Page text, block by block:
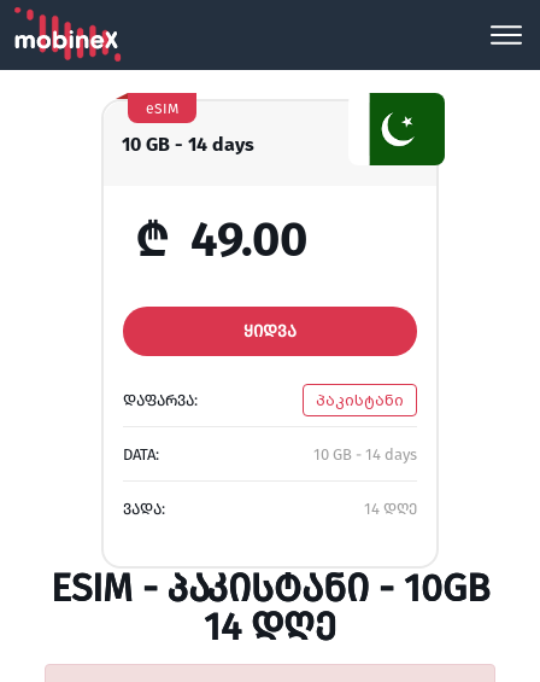
10 GB - 14 days
eSIM
₾ 49.00
ᲧᲘᲓᲕᲐ
ᲓᲐᲤᲐᲠᲕᲐ: პაკისტანი
DATA: 10 GB - 14 days
ᲕᲐᲓᲐ: 14 დღე
ESIM - ᲞᲐᲙᲘᲡᲢᲐᲜᲘ - 10GB
14 ᲓᲦᲔ